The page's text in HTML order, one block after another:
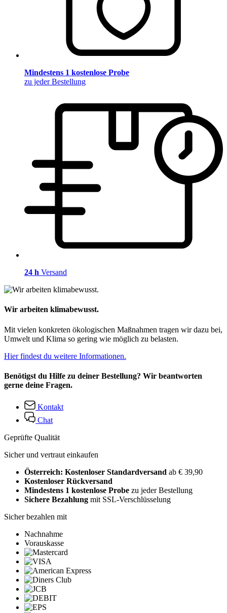
Mindestens 1 kostenlose Probe
zu jeder Bestellung
24 h Versand
Wir arbeiten klimabewusst.
Mit vielen konkreten ökologischen Maßnahmen tragen wir dazu bei,
Umwelt und Klima so gering wie möglich zu belasten.
Hier findest du weitere Informationen.
Benötigst du Hilfe zu deiner Bestellung? Wir beantworten
gerne deine Fragen.
Kontakt
Chat
Geprüfte Qualität
Sicher und vertraut einkaufen
Österreich: Kostenloser Standardversand ab € 39,90
Kostenloser Rückversand
Mindestens 1 kostenlose Probe zu jeder Bestellung
Sichere Bezahlung mit SSL-Verschlüsselung
Sicher bezahlen mit
Nachnahme
Vorauskasse